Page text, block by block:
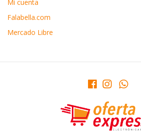
Mi cuenta
Falabella.com
Mercado Libre